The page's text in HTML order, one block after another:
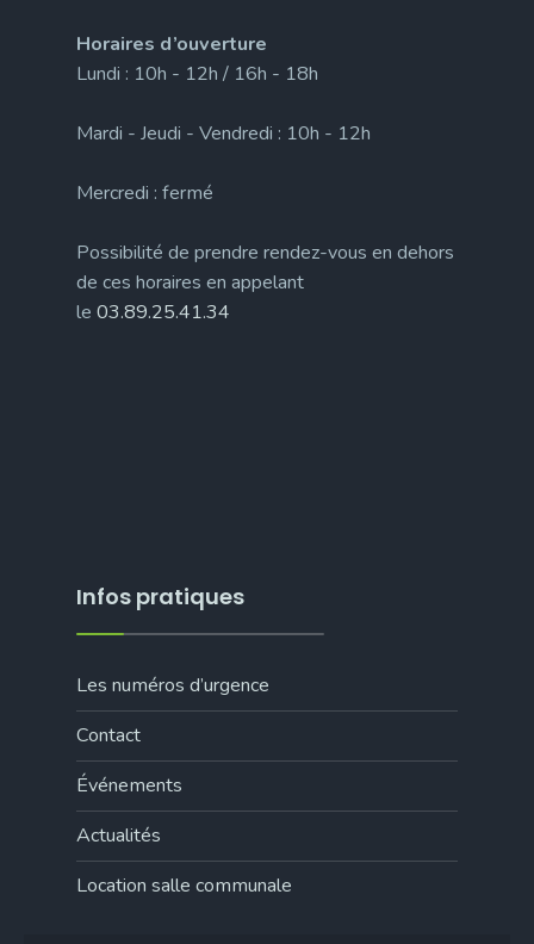
Horaires d’ouverture
Lundi : 10h - 12h / 16h - 18h
Mardi - Jeudi - Vendredi : 10h - 12h
Mercredi : fermé
Possibilité de prendre rendez-vous en dehors
de ces horaires en appelant
le 03.89.25.41.34
Infos pratiques
Les numéros d’urgence
Contact
Événements
Actualités
Location salle communale